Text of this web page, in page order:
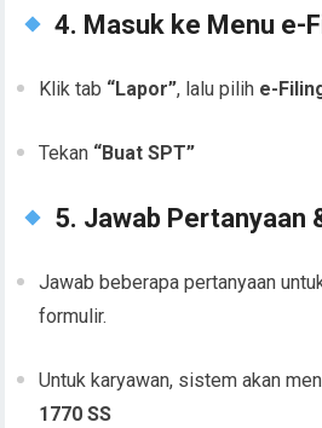
4. Masuk ke Menu e-
Klik tab “Lapor”, lalu pilih e-
Tekan “Buat SPT”
5. Jawab Pertanyaan
Jawab beberapa pertanyaan
formulir.
Untuk karyawan, sistem akan
1770 SS